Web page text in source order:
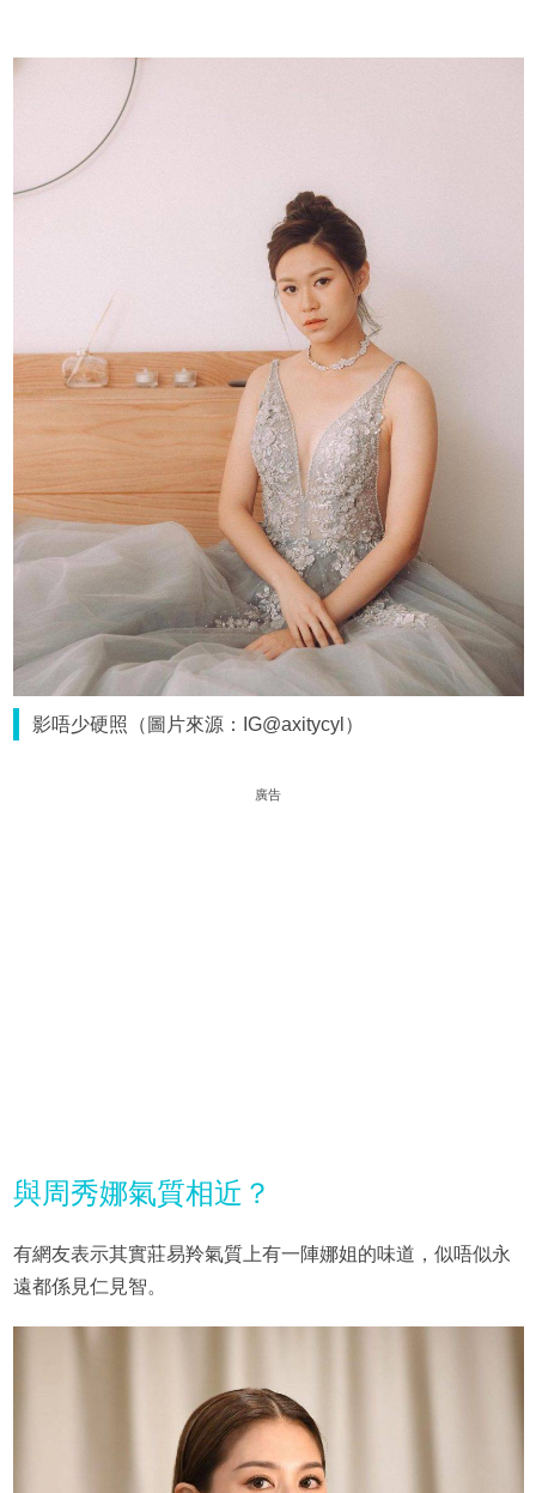
影唔少硬照（圖片來源：IG@axitycyl）
廣告
與周秀娜氣質相近？
有網友表示其實莊易羚氣質上有一陣娜姐的味道，似唔似永
遠都係見仁見智。